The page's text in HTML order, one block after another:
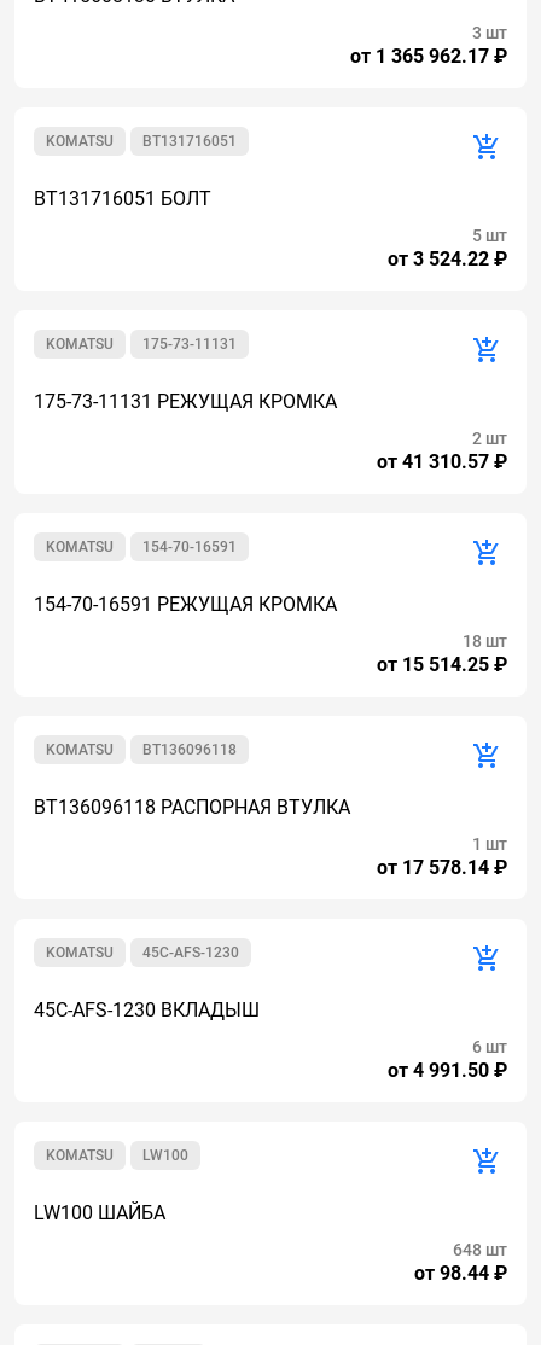
от 1 365 962.17 ₽
3 шт
BT131716051
KOMATSU
BT131716051 БОЛТ
от 3 524.22 ₽
5 шт
175-73-11131
KOMATSU
175-73-11131 РЕЖУЩАЯ КРОМКА
от 41 310.57 ₽
2 шт
154-70-16591
KOMATSU
154-70-16591 РЕЖУЩАЯ КРОМКА
от 15 514.25 ₽
18 шт
BT136096118
KOMATSU
BT136096118 РАСПОРНАЯ ВТУЛКА
от 17 578.14 ₽
1 шт
45C-AFS-1230
KOMATSU
45C-AFS-1230 ВКЛАДЫШ
от 4 991.50 ₽
6 шт
LW100
KOMATSU
LW100 ШАЙБА
от 98.44 ₽
648 шт